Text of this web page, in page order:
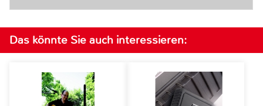
Das könnte Sie auch interessieren: